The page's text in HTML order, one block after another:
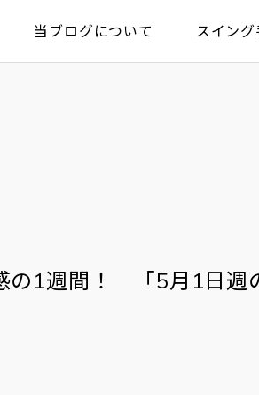
当ブログについて スイング
の1週間！ 「5月1日週